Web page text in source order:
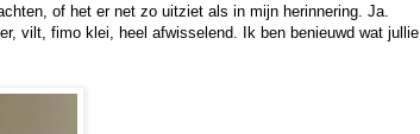
of het er net zo uitziet als in mijn herinnering. Ja.
vilt, fimo klei, heel afwisselend. Ik ben benieuwd wat jullie